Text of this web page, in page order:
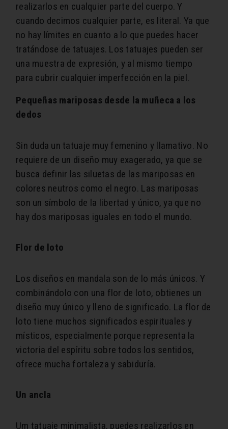
realizarlos en cualquier parte del cuerpo. Y
cuando decimos cualquier parte, es literal. Ya que
no hay límites en cuanto a lo que puedes hacer
tratándose de tatuajes. Los tatuajes pueden ser
una muestra de expresión, y al mismo tiempo
para cubrir cualquier imperfección en la piel.
Pequeñas mariposas desde la muñeca a los
dedos
Sin duda un tatuaje muy femenino y llamativo. No
requiere de un diseño muy exagerado, ya que se
busca definir las siluetas de las mariposas en
colores neutros como el negro. Las mariposas
son un símbolo de la libertad y único, ya que no
hay dos mariposas iguales en todo el mundo.
Flor de loto
Los diseños en mandala son de lo más únicos. Y
combinándolo con una flor de loto, obtienes un
diseño muy único y lleno de significado. La flor de
loto tiene muchos significados espirituales y
místicos, especialmente porque representa la
victoria del espíritu sobre todos los sentidos,
ofrece mucha fortaleza y sabiduría.
Un ancla
Um tatuaje minimalista, puedes realizarlos en